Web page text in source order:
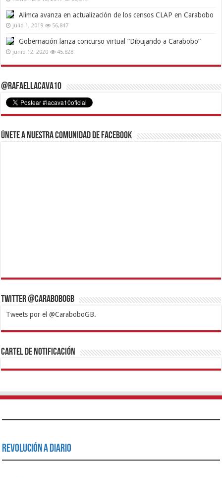
Alimca avanza en actualización de los censos CLAP en Carabobo
julio 1, 2019 56,847
Gobernación lanza concurso virtual “Dibujando a Carabobo”
junio 12, 2020 45,828
@RafaelLacava10
Únete a nuestra comunidad de Facebook
Twitter @CaraboboGB
Tweets por el @CaraboboGB.
1xbetBetturkeyBetistKralbetSupertotobetTipobetMatadorbetMariobet
https://mvbcasino.com/
Cartel de Notificación
Revolución a Diario